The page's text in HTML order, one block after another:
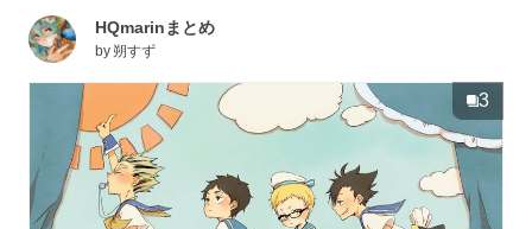
HQmarinまとめ
by 朔すず
3